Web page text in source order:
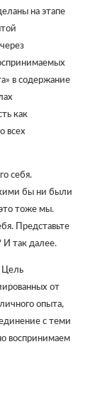
на этапе
в содержание
как
всех
себя.
бы ни были
тоже мы.
Представьте
И так далее.
Цель
от
опыта,
с теми
воспринимаем